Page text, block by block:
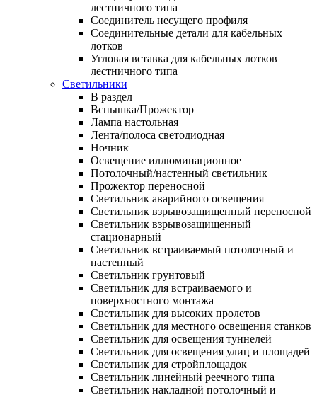
лестничного типа
Соединитель несущего профиля
Соединительные детали для кабельных
лотков
Угловая вставка для кабельных лотков
лестничного типа
Светильники
В раздел
Вспышка/Прожектор
Лампа настольная
Лента/полоса светодиодная
Ночник
Освещение иллюминационное
Потолочный/настенный светильник
Прожектор переносной
Светильник аварийного освещения
Светильник взрывозащищенный переносной
Светильник взрывозащищенный
стационарный
Светильник встраиваемый потолочный и
настенный
Светильник грунтовый
Светильник для встраиваемого и
поверхностного монтажа
Светильник для высоких пролетов
Светильник для местного освещения станков
Светильник для освещения туннелей
Светильник для освещения улиц и площадей
Светильник для стройплощадок
Светильник линейный реечного типа
Светильник накладной потолочный и